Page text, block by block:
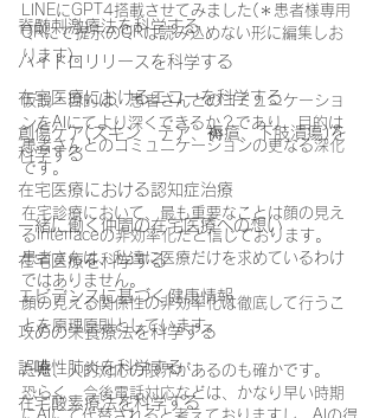
脊髄刺激療法を科学する
ハイドロリリースを科学する
在宅医療におけるエコーを科学する
創傷ケア(スキン テア、褥瘡、下肢潰瘍)を
科学する
在宅医療における認知症治療
一緒に働く仲間の在宅医療への想い
在宅医療を科学する
エビデンスに基づく健康情報
攻めの栄養療法を科学する
誤嚥性肺炎を科学する
在宅酸素療法を科学する
LINEにGPT4搭載させてみました(＊患者様専用
QRにて提示のQRは読み込めない形に編集しお
ります)。
仮説・目的は、患者さんとのコミュニケーショ
ンをAIにてより深くできるか？であり、目的は
患者さんとのコミュニケーションの更なる深化
です。
在宅診療において、最も重要なことは顔の見え
るinterfaceの非効率化だと信じております。
患者さんは、私達に医療だけを求めているわけ
ではありません。
顔の見える関係性の非効率化は徹底して行うこ
とを原理原則としています。
ただ、人的対応の限界があるのも確かです。
恐らく、今後電話対応などは、かなり早い時期
にAIにて代替されると考えておりますし、AIの得